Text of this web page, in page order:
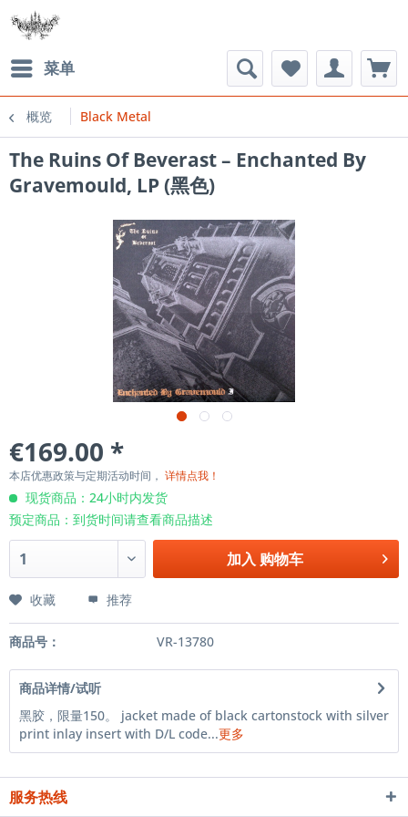
菜单
概览 Black Metal
The Ruins Of Beverast ‎– Enchanted By
Gravemould, LP (黑色)
€169.00 *
本店优惠政策与定期活动时间， 详情点我！
现货商品：24小时内发货
预定商品：到货时间请查看商品描述
加入 购物车
收藏 推荐
商品号： VR-13780
商品详情/试听
黑胶，限量150。 jacket made of black cartonstock with silver
print inlay insert with D/L code...更多
服务热线